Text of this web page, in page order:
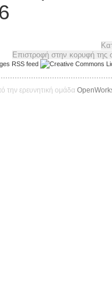
την ερευνητική ομάδα